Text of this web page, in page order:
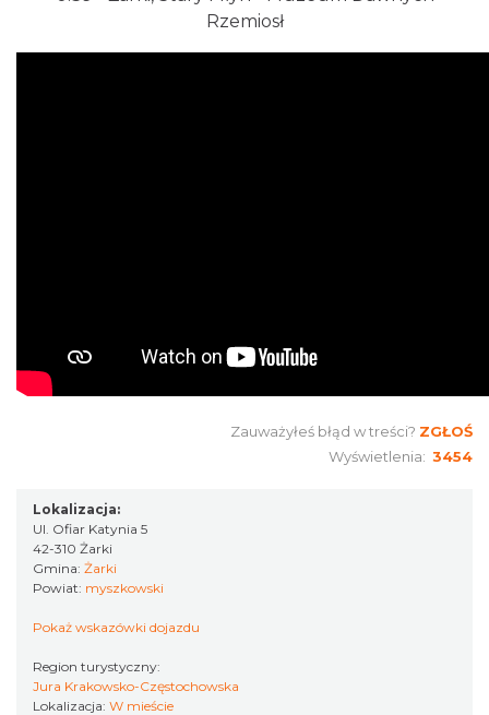
Rzemiosł
Zauważyłeś błąd w treści? ZGŁOŚ
Wyświetlenia: 3454
Lokalizacja:
Ul. Ofiar Katynia 5
42-310 Żarki
Gmina: Żarki
Powiat: myszkowski
Pokaż wskazówki dojazdu
Region turystyczny:
Jura Krakowsko-Częstochowska
Lokalizacja: W mieście